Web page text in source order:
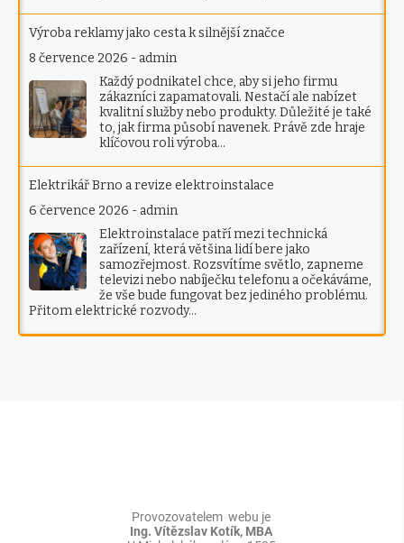
Výroba reklamy jako cesta k silnější značce
8 července 2026 - admin
Každý podnikatel chce, aby si jeho firmu
zákazníci zapamatovali. Nestačí ale nabízet
kvalitní služby nebo produkty. Důležité je také
to, jak firma působí navenek. Právě zde hraje
klíčovou roli výroba…
Elektrikář Brno a revize elektroinstalace
6 července 2026 - admin
Elektroinstalace patří mezi technická
zařízení, která většina lidí bere jako
samozřejmost. Rozsvítíme světlo, zapneme
televizi nebo nabíječku telefonu a očekáváme,
že vše bude fungovat bez jediného problému.
Přitom elektrické rozvody…
Provozovatelem webu je
Ing. Vítězslav Kotík, MBA